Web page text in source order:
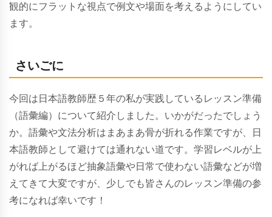
観的にフラットな視点で例文や場面を考えるようにしてい
ます。
さいごに
今回は日本語教師歴５年の私が実践しているレッスン準備
（語彙編）について紹介しました。いかがだったでしょう
か。語彙や文法分析はまあまあ骨が折れる作業ですが、日
本語教師として避けては通れない道です。学習レベルが上
がれば上がるほど抽象語彙や日常で使わない語彙などが増
えてきて大変ですが、少しでも皆さんのレッスン準備の参
考になれば幸いです！